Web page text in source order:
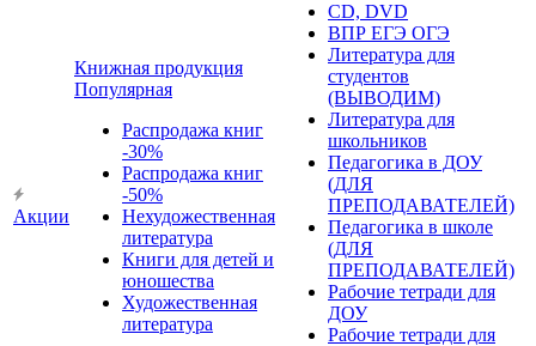
Акции
Книжная продукция
Популярная
Распродажа книг
-30%
Распродажа книг
-50%
Нехудожественная
литература
Книги для детей и
юношества
Художественная
литература
CD, DVD
ВПР ЕГЭ ОГЭ
Литература для
студентов
(ВЫВОДИМ)
Литература для
школьников
Педагогика в ДОУ
(ДЛЯ
ПРЕПОДАВАТЕЛЕЙ)
Педагогика в школе
(ДЛЯ
ПРЕПОДАВАТЕЛЕЙ)
Рабочие тетради для
ДОУ
Рабочие тетради для